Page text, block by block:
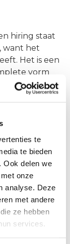
te
te bieden
Ook delen we
onze
analyse. Deze
met andere
ze hebben
services.
hiring staat
want het
Het is een
vorm
op
wat
mag zich
zijn.
de primeur
‘Kun je
staan? Dan
dus. Vragen
al